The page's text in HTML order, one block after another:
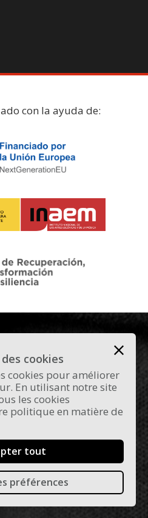
con la ayuda de:
curiosidades sobre el
en Madrid.
- Todos los derechos
cookies
cookies
cookies pour améliorer
En utilisant notre site
les cookies
politique en matière de
tout
préférences